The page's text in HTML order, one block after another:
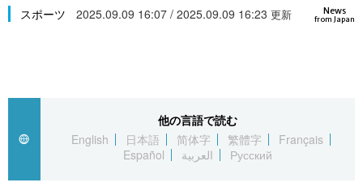
Русский
カテゴリー
経済・ビジネス
国際
トップ
アーカイブ
In-depth
Japan Data
News
from Japan
スポーツ 2025.09.09 16:07 / 2025.09.09 16:23 更新
他の言語で読む
English
日本語 简体字 繁體字
Français
Español
العربية Русский